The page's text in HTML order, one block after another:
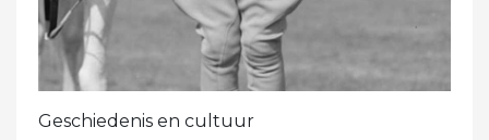
Geschiedenis en cultuur